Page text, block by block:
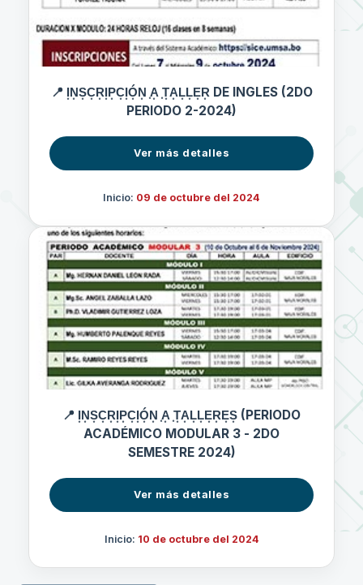
📍 I͙N͙S͙C͙R͙I͙P͙C͙I͙Ó͙N͙ ͙A͙ ͙T͙A͙L͙L͙E͙R͙ DE INGLES (2DO
PERIODO 2-2024)
Ver más detalles
Inicio: 09 de octubre del 2024
📍 I͙N͙S͙C͙R͙I͙P͙C͙I͙Ó͙N͙ ͙A͙ ͙T͙A͙L͙L͙E͙R͙E͙S͙ (PERIODO
ACADÉMICO MODULAR 3 - 2DO
SEMESTRE 2024)
Ver más detalles
Inicio: 10 de octubre del 2024